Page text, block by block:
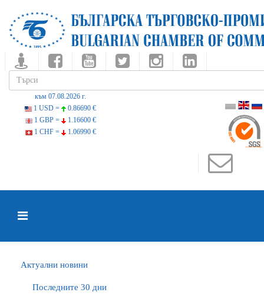
към 07.08.2026 г.
1 USD =
0.86690 €
1 GBP =
1.16600 €
1 CHF =
1.06990 €
Актуални новини
Последните 30 дни